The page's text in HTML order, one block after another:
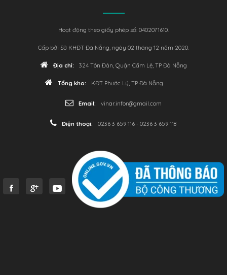
Hoạt động theo giấy phép số: 0402071610.
Cấp bởi Sở KHĐT Đà Nẵng, ngày 02 tháng 12 năm 2020.
Địa chỉ: 324 Tôn Đản, Quận Cẩm Lệ, TP Đà Nẵng
Tổng kho: KĐT Phước Lý, TP Đà Nẵng
Email: vinar.infor@gmail.com
Điện thoại: 0236 3 659 116 - 0236 3 659 118